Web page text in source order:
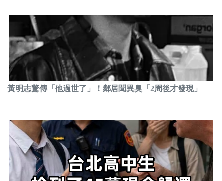
黃明志驚傳「他過世了」！鄰居聞異臭「2周後才發現」